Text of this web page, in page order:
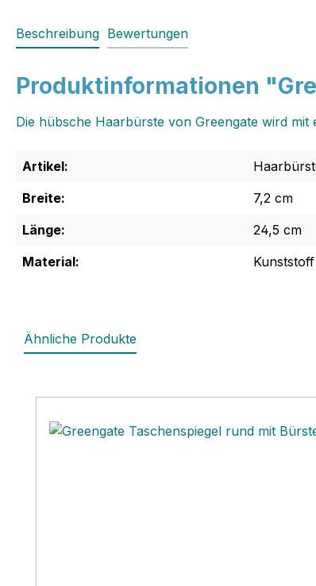
Beschreibung Bewertungen
Produktinformationen
Die hübsche Haarbürste von Greengate wird mit
Artikel:
Breite:
7,2 cm
Länge:
24,5 cm
Material:
Kunststoff
Ähnliche Produkte